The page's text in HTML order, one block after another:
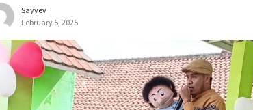
Sayyev
February 5, 2025